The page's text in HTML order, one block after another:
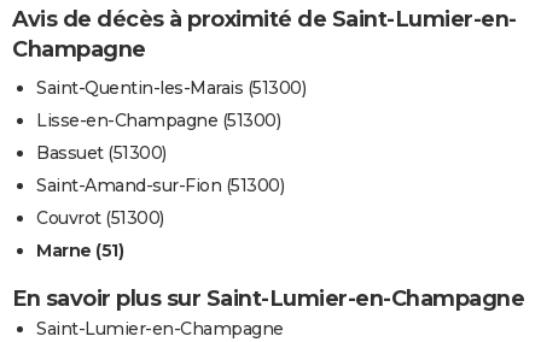
Avis de décès à proximité de Saint-Lumier-en-
Champagne
Saint-Quentin-les-Marais (51300)
Lisse-en-Champagne (51300)
Bassuet (51300)
Saint-Amand-sur-Fion (51300)
Couvrot (51300)
Marne (51)
En savoir plus sur Saint-Lumier-en-Champagne
Saint-Lumier-en-Champagne